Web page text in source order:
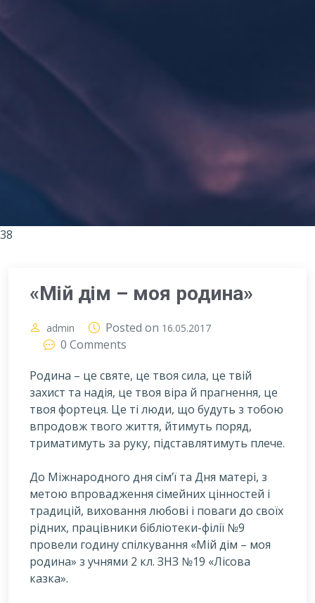
38
«Мій дім – моя родина»
admin Posted on 16.05.2017
0 Comments
Родина – це святе, це твоя сила, це твій
захист та надія, це твоя віра й прагнення, це
твоя фортеця. Це ті люди, що будуть з тобою
впродовж твого життя, йтимуть поряд,
триматимуть за руку, підставлятимуть плече.
До Міжнародного дня сім’ї та Дня матері, з
метою впровадження сімейних цінностей і
традицій, виховання любові і поваги до своїх
рідних, працівники бібліотеки-філії №9
провели годину спілкування «Мій дім – моя
родина» з учнями 2 кл. ЗНЗ №19 «Лісова
казка».